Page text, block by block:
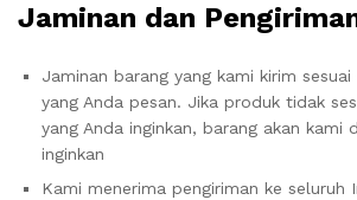
Jaminan dan
Jaminan barang yang kami kirim
yang Anda pesan. Jika produk tidak
yang Anda inginkan, barang akan kami
inginkan
Kami menerima pengiriman ke seluruh